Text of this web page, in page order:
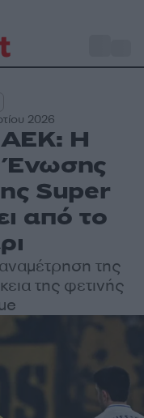
2026
ΑΕΚ: Η
Ένωσης
Super
από το
της
της φετινής